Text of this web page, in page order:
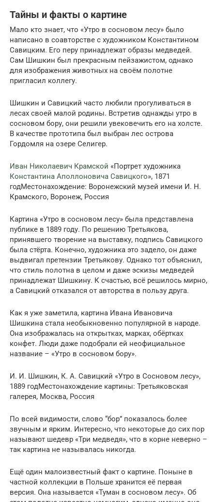
Тайны и факты о картине
Мало кто знает, что «Утро в сосновом лесу» было
написано в соавторстве с художником Константином
Савицким. Его перу принадлежат образы медведей.
Сам Шишкин был прекрасным пейзажистом, однако
для изображения животных на своём полотне
пригласил коллегу.
Шишкин и Савицкий часто любили прогуливаться в
лесах своей малой родины. Встретив однажды утро в
сосновом бору, они решили увековечить его на холсте.
В качестве прототипа был выбран лес острова
Гордомля на озере Селигер.
Иван Николаевич Крамской «Портрет художника
Константина Аполлоновича Савицкого», 1871
годМестонахождение: Воронежский музей имени И. Н.
Крамского, Воронеж, Россия
Картина «Утро в сосновом лесу» была представлена
публике в 1889 году. По решению Третьякова,
принявшего творение на выставку, подпись Савицкого
была стёрта. Конечно, художника это задело, он даже
выдвигал претензии Третьякову. Однако тот объяснил,
что стиль полотна в целом и даже эскизы медведей
принадлежат Шишкину. К счастью, всё решилось мирно,
а Савицкий отказался от авторства в пользу друга.
Как я уже заметила, картина Ивана Ивановича
Шишкина стала необыкновенно популярной в народе.
Она изображалась на открытках, марках, обёртках
конфет. Люди даже подобрали ей неофициальное
название – «Утро в сосновом бору».
И. И. Шишкин, К. А. Савицкий «Утро в Сосновом лесу»,
1889 годМестонахождение картины: Третьяковская
галерея, Москва, Россия
По всей видимости, слово “бор” показалось более
звучным и ярким. Интересно, что некоторые до сих пор
называют шедевр «Три медведя», что в корне неверно –
так картина не называлась никогда.
Ещё один малоизвестный факт о картине. Поныне в
частной коллекции в Польше хранится её первая
версия. Она называется «Туман в сосновом лесу». Об